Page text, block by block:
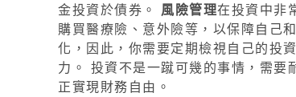
金投資於債券。 風險管理在投資中非
購買醫療險、意外險等，以保障自己
化，因此，你需要定期檢視自己的投
力。 投資不是一蹴可幾的事情，需要
正實現財務自由。